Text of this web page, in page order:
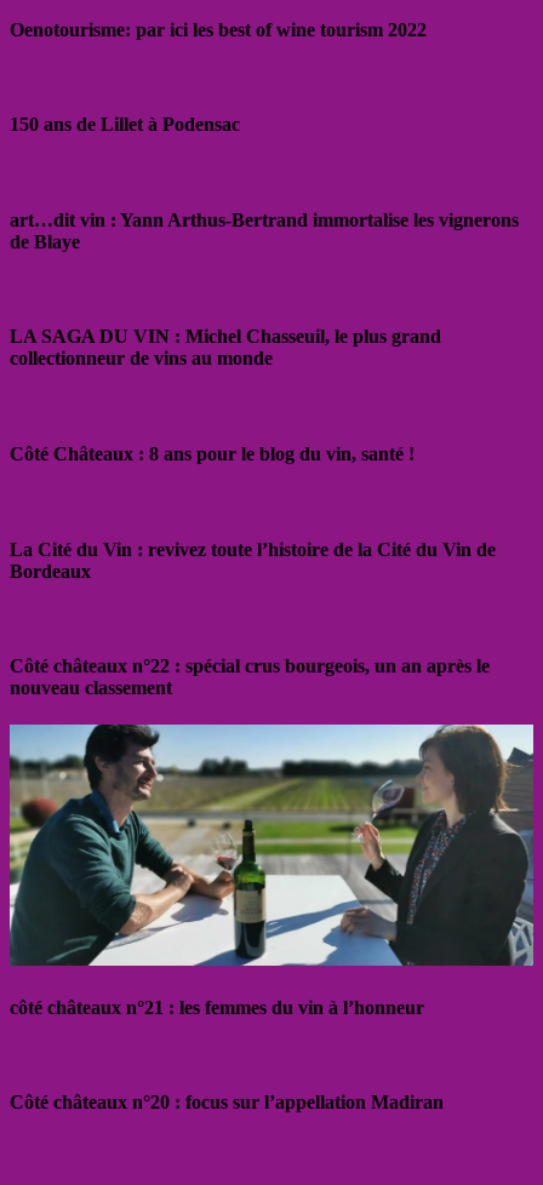
Oenotourisme: par ici les best of wine tourism 2022
150 ans de Lillet à Podensac
art…dit vin : Yann Arthus-Bertrand immortalise les vignerons
de Blaye
LA SAGA DU VIN : Michel Chasseuil, le plus grand
collectionneur de vins au monde
Côté Châteaux : 8 ans pour le blog du vin, santé !
La Cité du Vin : revivez toute l’histoire de la Cité du Vin de
Bordeaux
Côté châteaux n°22 : spécial crus bourgeois, un an après le
nouveau classement
côté châteaux n°21 : les femmes du vin à l’honneur
Côté châteaux n°20 : focus sur l’appellation Madiran